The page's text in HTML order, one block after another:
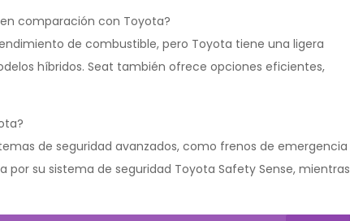
comparación con Toyota?
de combustible, pero Toyota tiene una ligera
híbridos. Seat también ofrece opciones eficientes,
de seguridad avanzados, como frenos de emergencia
su sistema de seguridad Toyota Safety Sense, mientras